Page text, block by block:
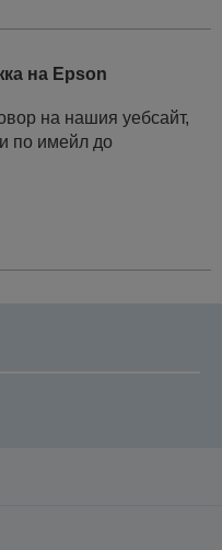
на Epson
на нашия уебсайт,
по имейл до